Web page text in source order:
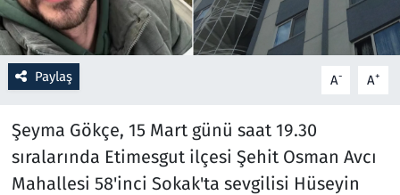
Paylaş A- A+
Şeyma Gökçe, 15 Mart günü saat 19.30
sıralarında Etimesgut ilçesi Şehit Osman Avcı
Mahallesi 58'inci Sokak'ta sevgilisi Hüseyin
Seçim 2023
Spor
Teknoloji ve Bilim
Televizyon